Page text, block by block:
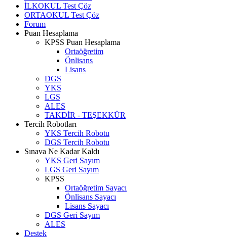
İLKOKUL Test Çöz
ORTAOKUL Test Çöz
Forum
Puan Hesaplama
KPSS Puan Hesaplama
Ortaöğretim
Önlisans
Lisans
DGS
YKS
LGS
ALES
TAKDİR - TEŞEKKÜR
Tercih Robotları
YKS Tercih Robotu
DGS Tercih Robotu
Sınava Ne Kadar Kaldı
YKS Geri Sayım
LGS Geri Sayım
KPSS
Ortaöğretim Sayacı
Önlisans Sayacı
Lisans Sayacı
DGS Geri Sayım
ALES
Destek